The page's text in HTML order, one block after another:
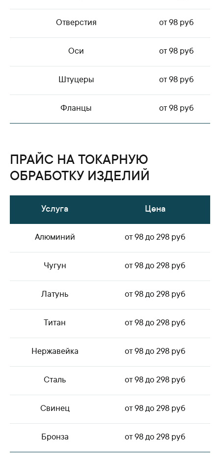
Отверстия от 98 руб
Оси от 98 руб
Штуцеры от 98 руб
Фланцы от 98 руб
ПРАЙС НА ТОКАРНУЮ
ОБРАБОТКУ ИЗДЕЛИЙ
Услуга Цена
Алюминий от 98 до 298 руб
Чугун от 98 до 298 руб
Латунь от 98 до 298 руб
Титан от 98 до 298 руб
Нержавейка от 98 до 298 руб
Сталь от 98 до 298 руб
Свинец от 98 до 298 руб
Бронза от 98 до 298 руб